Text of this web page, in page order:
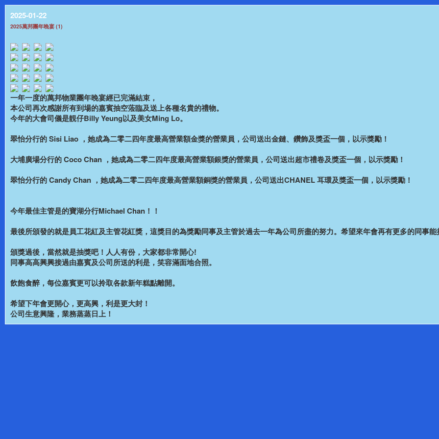
2025-01-22
2025萬邦團年晚宴 (1)
一年一度的萬邦物業團年晚宴經已完滿結束，
本公司再次感謝所有到場的嘉賓抽空蒞臨及送上各種名貴的禮物。
今年的大會司儀是靚仔Billy Yeung以及美女Ming Lo。
翠怡分行的 Sisi Liao ，她成為二零二四年度最高營業額金獎的營業員，公司送出金鏈、鑽飾及獎盃一個，以示獎勵！
大埔廣場分行的 Coco Chan ，她成為二零二四年度最高營業額銀獎的營業員，公司送出超市禮卷及獎盃一個，以示獎勵！
翠怡分行的 Candy Chan ，她成為二零二四年度最高營業額銅獎的營業員，公司送出CHANEL 耳環及獎盃一個，以示獎勵！
今年最佳主管是的寶湖分行Michael Chan！！
最後所頒發的就是員工花紅及主管花紅獎，這獎目的為獎勵同事及主管於過去一年為公司所盡的努力。希望來年會再有更多的同事能
頒獎過後，當然就是抽獎吧！人人有份，大家都非常開心!
同事高高興興接過由嘉賓及公司所送的利是，笑容滿面地合照。
飲飽食醉，每位嘉賓更可以拎取各款新年糕點離開。
希望下年會更開心，更高興，利是更大封！
公司生意興隆，業務蒸蒸日上！